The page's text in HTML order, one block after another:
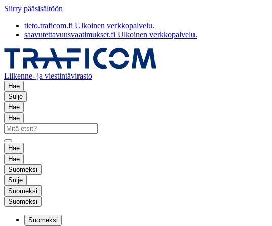
Siirry pääsisältöön
tieto.traficom.fi Ulkoinen verkkopalvelu.
saavutettavuusvaatimukset.fi Ulkoinen verkkopalvelu.
Liikenne- ja viestintävirasto
Hae
Sulje
Hae
Hae
Hae
Hae
Suomeksi
Sulje
Suomeksi
Suomeksi
Suomeksi